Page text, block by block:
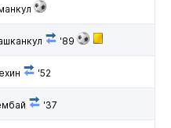
'89
'52
'37